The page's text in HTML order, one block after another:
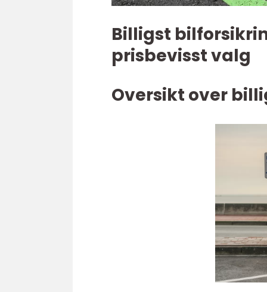
Billigst
prisbevisst valg
Oversikt over